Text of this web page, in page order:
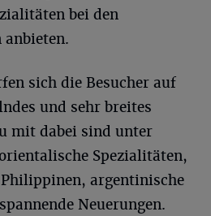
bei den
anbieten.
sich die Besucher auf
und sehr breites
mit dabei sind unter
Spezialitäten,
argentinische
Neuerungen.